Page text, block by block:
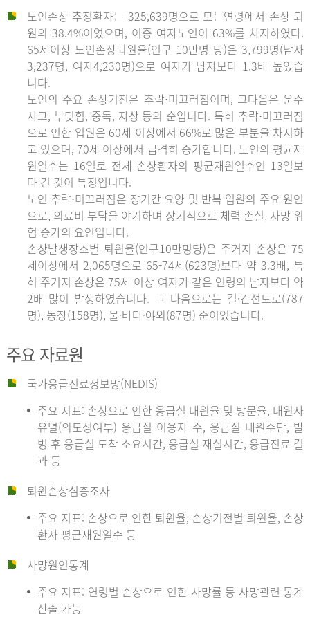
노인손상 추정환자는 325,639명으로 모든연령에서 손상 퇴
원의 38.4%이었으며, 이중 여자노인이 63%를 차지하였다.
65세이상 노인손상퇴원율(인구 10만명 당)은 3,799명(남자
3,237명, 여자4,230명)으로 여자가 남자보다 1.3배 높았습
니다.
노인의 주요 손상기전은 추락⋅미끄러짐이며, 그다음은 운수
사고, 부딪힘, 중독, 자상 등의 순입니다. 특히 추락⋅미끄러짐
으로 인한 입원은 60세 이상에서 66%로 많은 부분을 차지하
고 있으며, 70세 이상에서 급격히 증가합니다. 노인의 평균재
원일수는 16일로 전체 손상환자의 평균재원일수인 13일보
다 긴 것이 특징입니다.
노인 추락⋅미끄러짐은 장기간 요양 및 반복 입원의 주요 원인
으로, 의료비 부담을 야기하며 장기적으로 체력 손실, 사망 위
험 증가의 요인입니다.
손상발생장소별 퇴원율(인구10만명당)은 주거지 손상은 75
세이상에서 2,065명으로 65-74세(623명)보다 약 3.3배, 특
히 주거지 손상은 75세 이상 여자가 같은 연령의 남자보다 약
2배 많이 발생하였습니다. 그 다음으로는 길·간선도로(787
명), 농장(158명), 물·바다·야외(87명) 순이었습니다.
주요 자료원
국가응급진료정보망(NEDIS)
주요 지표: 손상으로 인한 응급실 내원율 및 방문율, 내원사
유별(의도성여부) 응급실 이용자 수, 응급실 내원수단, 발
병 후 응급실 도착 소요시간, 응급실 재실시간, 응급진료 결
과 등
퇴원손상심층조사
주요 지표: 손상으로 인한 퇴원율, 손상기전별 퇴원율, 손상
환자 평균재원일수 등
사망원인통계
주요 지표: 연령별 손상으로 인한 사망률 등 사망관련 통계
산출 가능